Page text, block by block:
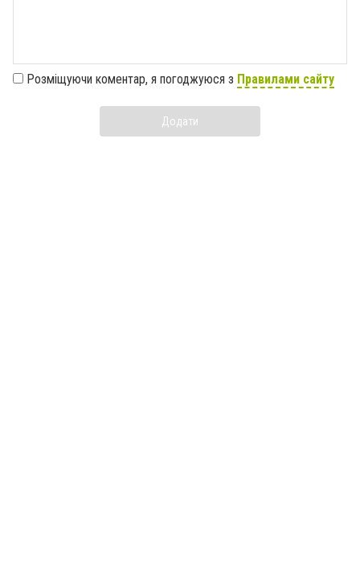
Розміщуючи коментар, я погоджуюся з Правилами сайту
Додати